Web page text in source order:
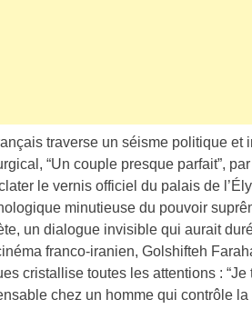
traverse un séisme politique
“Un couple presque parfait”,
le vernis officiel du palais de
minutieuse du pouvoir
un dialogue invisible qui aurait
franco-iranien, Golshifteh
cristallise toutes les attentions :
chez un homme qui contrôle